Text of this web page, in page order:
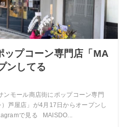
ップコーン専門店「MA
ンしてる
ンモール商店街にポップコーン専門
芦屋店」が4月17日からオープンし
で見る MAISDO...